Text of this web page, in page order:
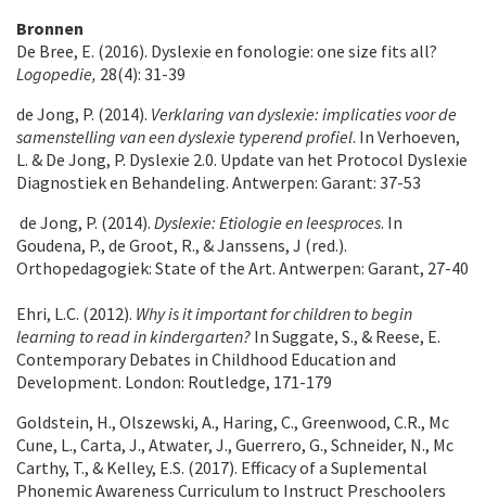
Bronnen
De Bree, E. (2016). Dyslexie en fonologie: one size fits all?
Logopedie, 28(4): 31-39
de Jong, P. (2014). Verklaring van dyslexie: implicaties voor de
samenstelling van een dyslexie typerend profiel. In Verhoeven,
L. & De Jong, P. Dyslexie 2.0. Update van het Protocol Dyslexie
Diagnostiek en Behandeling. Antwerpen: Garant: 37-53
de Jong, P. (2014). Dyslexie: Etiologie en leesproces. In
Goudena, P., de Groot, R., & Janssens, J (red.).
Orthopedagogiek: State of the Art. Antwerpen: Garant, 27-40
Ehri, L.C. (2012). Why is it important for children to begin
learning to read in kindergarten? In Suggate, S., & Reese, E.
Contemporary Debates in Childhood Education and
Development. London: Routledge, 171-179
Goldstein, H., Olszewski, A., Haring, C., Greenwood, C.R., Mc
Cune, L., Carta, J., Atwater, J., Guerrero, G., Schneider, N., Mc
Carthy, T., & Kelley, E.S. (2017). Efficacy of a Suplemental
Phonemic Awareness Curriculum to Instruct Preschoolers